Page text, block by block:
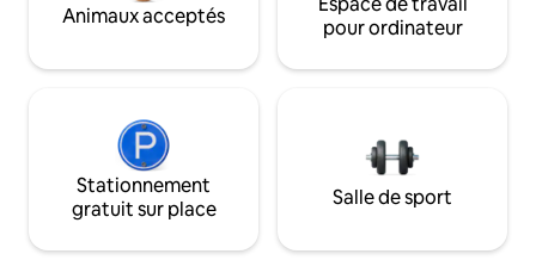
Animaux acceptés
pour ordinateur
Stationnement
gratuit sur place
Salle de sport